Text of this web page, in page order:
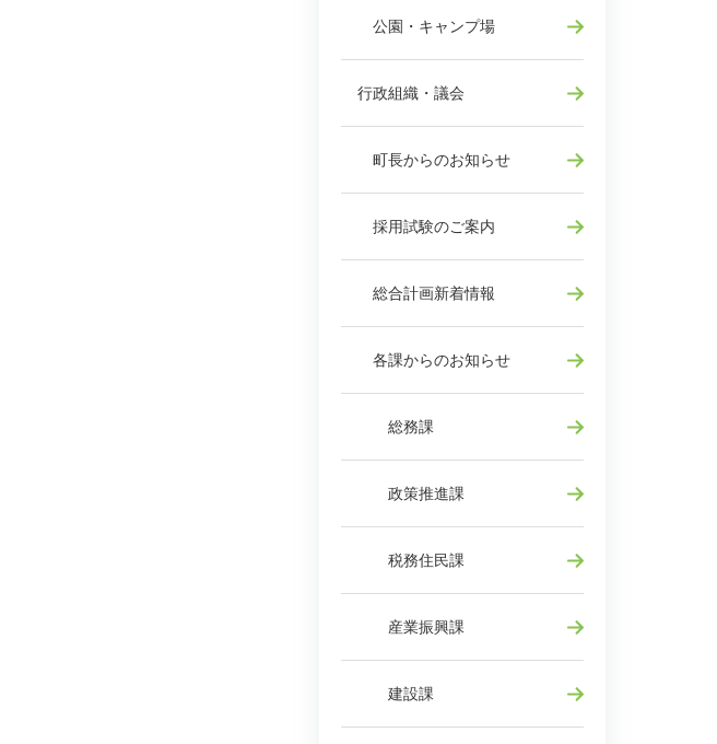
公園・キャンプ場
行政組織・議会
町長からのお知らせ
採用試験のご案内
総合計画新着情報
各課からのお知らせ
総務課
政策推進課
税務住民課
産業振興課
建設課